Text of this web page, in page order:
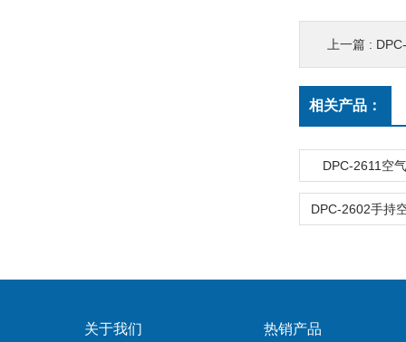
上一篇 :
相关产品：
DPC-2611空
关于我们 热销产品